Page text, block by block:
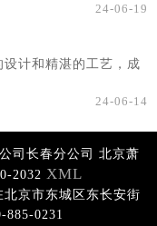
24-06-19
设计和精湛的工艺，成
24-06-14
司长春分公司 北京萧
2032 XML
京市东城区东长安街
885-0231